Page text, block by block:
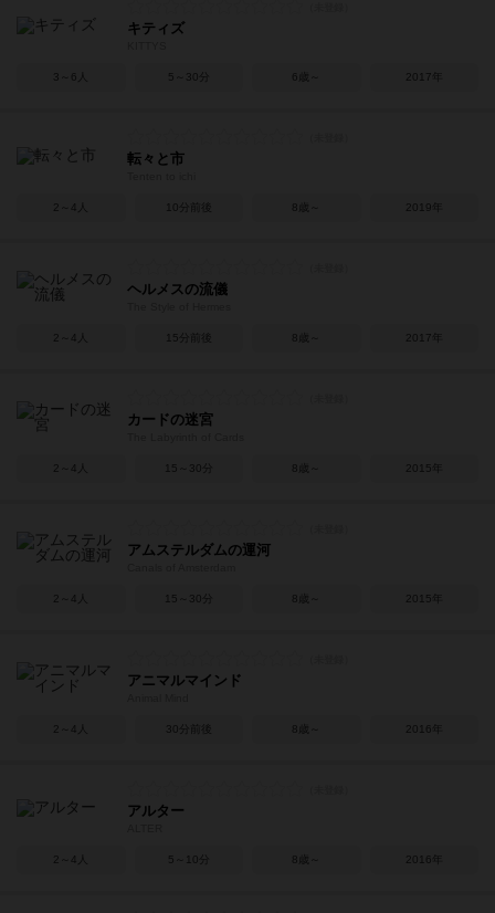
キティズ
3～6人 5～30分 6歳～ 2017年
転々と市
2～4人 10分前後 8歳～ 2019年
ヘルメスの流儀
2～4人 15分前後 8歳～ 2017年
カードの迷宮
2～4人 15～30分 8歳～ 2015年
アムステルダムの運河
2～4人 15～30分 8歳～ 2015年
アニマルマインド
2～4人 30分前後 8歳～ 2016年
アルター
2～4人 5～10分 8歳～ 2016年